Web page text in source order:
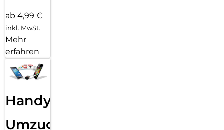
ab 4,99 €
inkl. MwSt.
Mehr
erfahren
Handy
Umzug